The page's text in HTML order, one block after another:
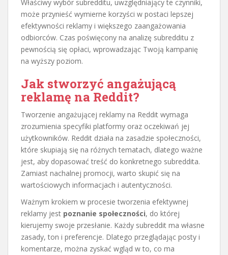
Właściwy wybór subredditu, uwzględniający te czynniki,
może przynieść wymierne korzyści w postaci lepszej
efektywności reklamy i większego zaangażowania
odbiorców. Czas poświęcony na analizę subredditu z
pewnością się opłaci, wprowadzając Twoją kampanię
na wyższy poziom.
Jak stworzyć angażującą
reklamę na Reddit?
Tworzenie angażującej reklamy na Reddit wymaga
zrozumienia specyfiki platformy oraz oczekiwań jej
użytkowników. Reddit działa na zasadzie społeczności,
które skupiają się na różnych tematach, dlatego ważne
jest, aby dopasować treść do konkretnego subreddita.
Zamiast nachalnej promocji, warto skupić się na
wartościowych informacjach i autentyczności.
Ważnym krokiem w procesie tworzenia efektywnej
reklamy jest poznanie społeczności, do której
kierujemy swoje przesłanie. Każdy subreddit ma własne
zasady, ton i preferencje. Dlatego przeglądając posty i
komentarze, można zyskać wgląd w to, co ma